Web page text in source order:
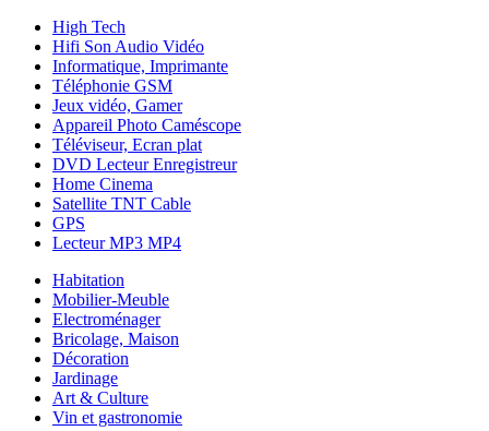
High Tech
Hifi Son Audio Vidéo
Informatique, Imprimante
Téléphonie GSM
Jeux vidéo, Gamer
Appareil Photo Caméscope
Téléviseur, Ecran plat
DVD Lecteur Enregistreur
Home Cinema
Satellite TNT Cable
GPS
Lecteur MP3 MP4
Habitation
Mobilier-Meuble
Electroménager
Bricolage, Maison
Décoration
Jardinage
Art & Culture
Vin et gastronomie